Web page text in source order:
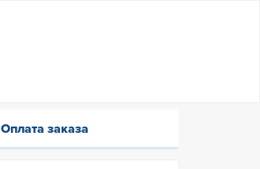
Оплата заказа